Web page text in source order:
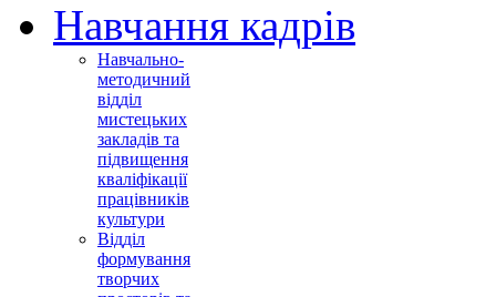
Навчання кадрів
Навчально-
методичний
відділ
мистецьких
закладів та
підвищення
кваліфікації
працівників
культури
Відділ
формування
творчих